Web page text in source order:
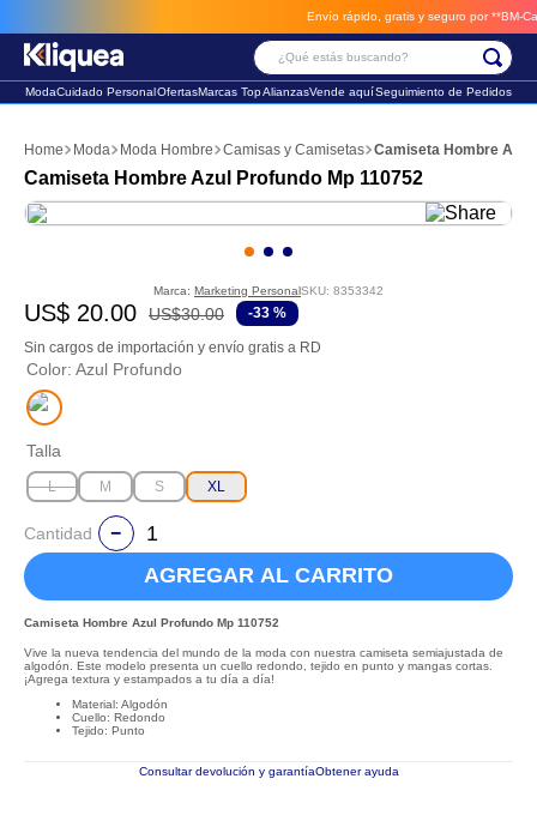
Envío rápido, gratis y seguro por **BM-
¿Qué estás buscando?
ModaCuidado PersonalOfertasMarcas TopAlianzasVende aquíSeguimiento de Pedidos
Moda Moda Hombre Camisas y Camisetas Camiseta Hombre Azul
Camiseta Hombre Azul Profundo Mp 110752
Marca: Marketing PersonalSKU: 8353342
US$ 20.00 US$30.00 -33 %
Sin cargos de importación y envío gratis a RD
Color: Azul Profundo
Talla
L M S XL
Cantidad
AGREGAR AL CARRITO
Camiseta Hombre Azul Profundo Mp 110752
Vive la nueva tendencia del mundo de la moda con nuestra camiseta semiajustada de
algodón. Este modelo presenta un cuello redondo, tejido en punto y mangas cortas.
¡Agrega textura y estampados a tu día a día!
Material: Algodón
Cuello: Redondo
Tejido: Punto
Consultar devolución y garantíaObtener ayuda
2. sandalia